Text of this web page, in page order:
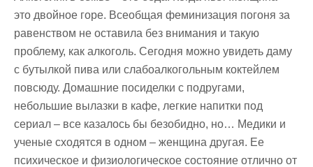
это двойное горе. Всеобщая феминизация погоня за
равенством не оставила без внимания и такую
проблему, как алкоголь. Сегодня можно увидеть даму
с бутылкой пива или слабоалкогольным коктейлем
повсюду. Домашние посиделки с подругами,
небольшие вылазки в кафе, легкие напитки под
сериал – все казалось бы безобидно, но… Медики и
ученые сходятся в одном – женщина другая. Ее
психическое и физиологическое состояние отлично от